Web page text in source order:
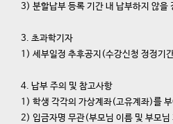
3) 분할납부 등록 기간 내 납부하지 않을
3. 초과학기자
1) 세부일정 추후공지(수강신청 정정기
4. 납부 주의 및 참고사항
1) 학생 각각의 가상계좌(고유계좌)를
2) 입금자명 무관(부모님 이름 및 부모님